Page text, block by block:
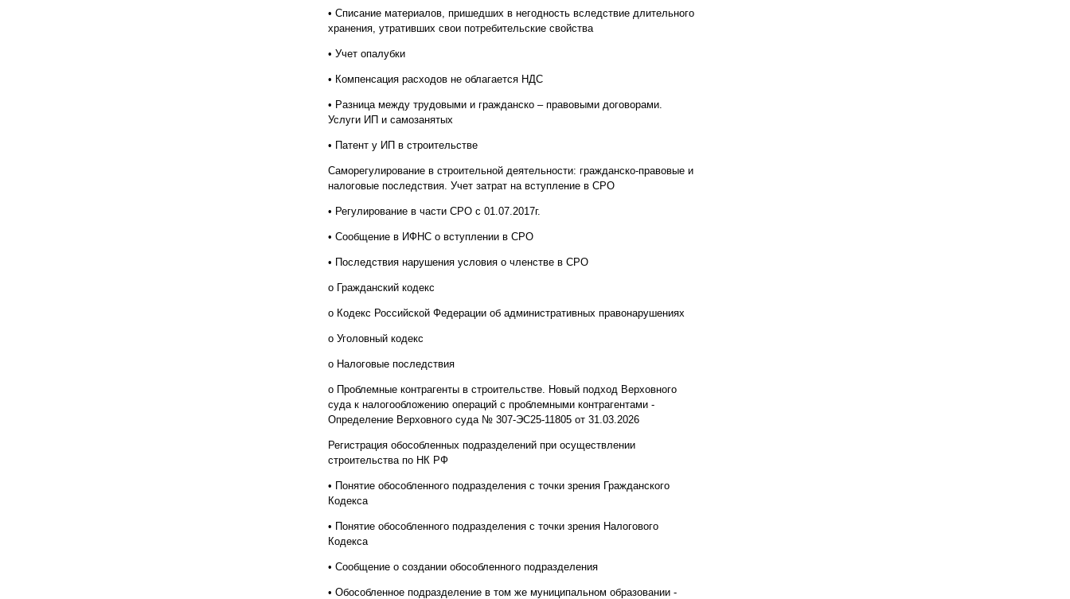
• Списание материалов, пришедших в негодность вследствие длительного
хранения, утративших свои потребительские свойства
• Учет опалубки
• Компенсация расходов не облагается НДС
• Разница между трудовыми и гражданско – правовыми договорами.
Услуги ИП и самозанятых
• Патент у ИП в строительстве
Саморегулирование в строительной деятельности: гражданско-правовые и
налоговые последствия. Учет затрат на вступление в СРО
• Регулирование в части СРО с 01.07.2017г.
• Сообщение в ИФНС о вступлении в СРО
• Последствия нарушения условия о членстве в СРО
o Гражданский кодекс
o Кодекс Российской Федерации об административных правонарушениях
o Уголовный кодекс
o Налоговые последствия
o Проблемные контрагенты в строительстве. Новый подход Верховного
суда к налогообложению операций с проблемными контрагентами -
Определение Верховного суда № 307-ЭС25-11805 от 31.03.2026
Регистрация обособленных подразделений при осуществлении
строительства по НК РФ
• Понятие обособленного подразделения с точки зрения Гражданского
Кодекса
• Понятие обособленного подразделения с точки зрения Налогового
Кодекса
• Сообщение о создании обособленного подразделения
• Обособленное подразделение в том же муниципальном образовании -